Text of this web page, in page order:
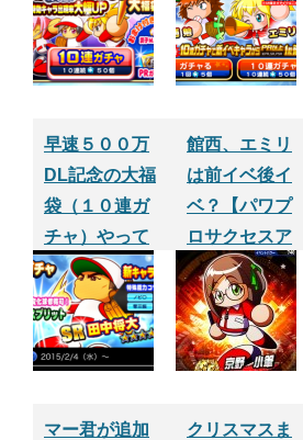
リ】
スアプリ】
早速５００万
DL記念の大福
袋（１０連ガ
チャ）やって
みた【パワプ
ロサクセスア
プリ】
館西、エミリ
は前イベ後イ
ベ？【パワプ
ロサクセスア
プリ】
マー君が追加
クリスマスま